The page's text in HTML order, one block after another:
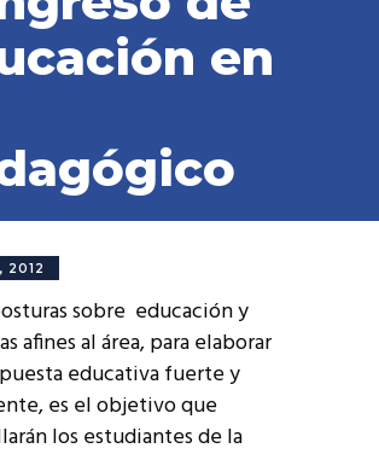
en
2012
sobre educación y
afines al área, para elaborar
educativa fuerte y
es el objetivo que
los estudiantes de la